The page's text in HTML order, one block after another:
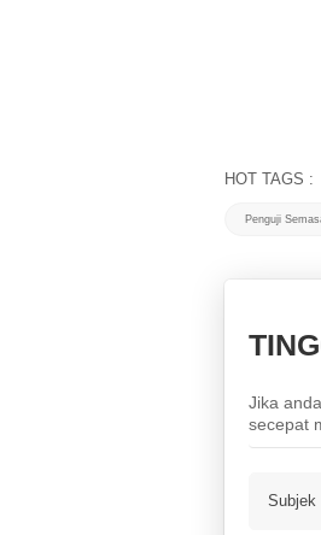
HOT TAGS :
Penguji
Jika
secepat
Subjek